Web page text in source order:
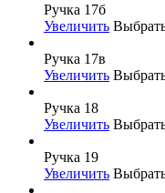
Ручка 17б
Увеличить
Ручка 17в
Увеличить
Ручка 18
Увеличить
Ручка 19
Увеличить